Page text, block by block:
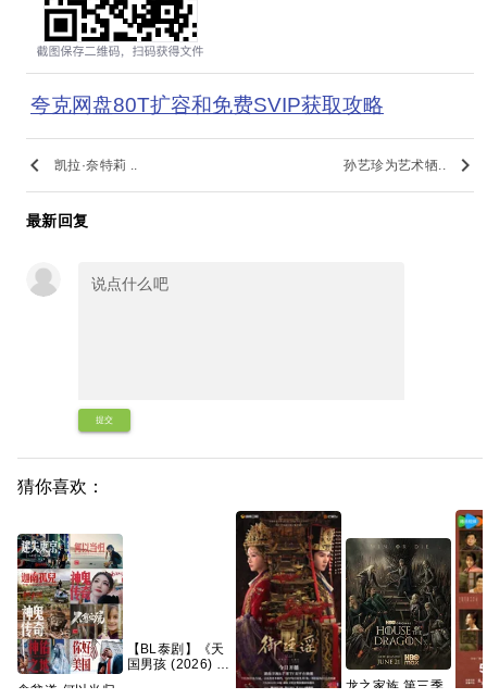
夸克网盘80T扩容和免费SVIP获取攻略
keyboard_arrow_left 凯拉·奈特莉 .. 孙艺珍为艺术牺.. keyboard_arrow_right
最新回复
提交
猜你喜欢：
食贫道 何以当归
【BL泰剧】《天
国男孩 (2026) 又
龙之家族 第三季